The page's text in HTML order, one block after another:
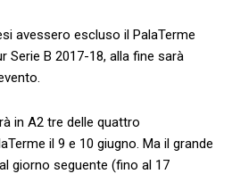
avessero escluso il PalaTerme
Serie B 2017-18, alla fine sarà
in A2 tre delle quattro
il 9 e 10 giugno. Ma il grande
giorno seguente (fino al 17